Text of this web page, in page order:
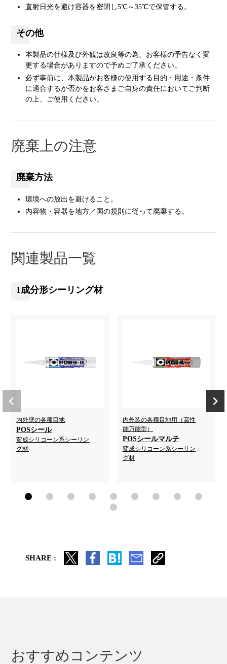
直射日光を避け容器を密閉し5℃～35℃で保管する。
その他
本製品の仕様及び外観は改良等の為、お客様の予告なく変
更する場合がありますので予めご了承ください。
必ず事前に、本製品がお客様の使用する目的・用途・条件
に適合するか否かをお客さまご自身の責任においてご判断
の上、ご使用ください。
廃棄上の注意
廃棄方法
環境への放出を避けること。
内容物・容器を地方／国の規則に従って廃棄する。
関連製品一覧
1成分形シーリング材
内外壁の各種目地
POSシール
変成シリコーン系シーリン
グ材
内外装の各種目地用（高性
能万能型）
POSシールマルチ
変成シリコーン系シーリン
グ材
SHARE :
おすすめコンテンツ